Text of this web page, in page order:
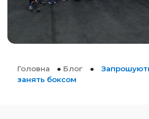
Головна ● Блог ●
занять боксом